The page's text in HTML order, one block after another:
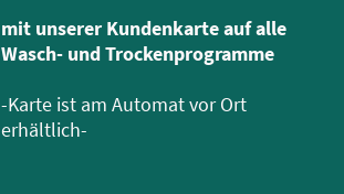
mit unserer Kundenkarte auf alle
Wasch- und Trockenprogramme
-Karte ist am Automat vor Ort
erhältlich-